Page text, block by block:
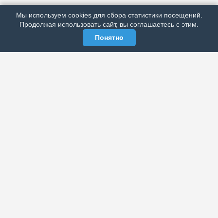
РЕКЛАМА У НАС
МЫ В СОЦСЕТЯХ
Мы используем cookies для сбора статистики посещений.
Продолжая использовать сайт, вы соглашаетесь с этим.
Понятно